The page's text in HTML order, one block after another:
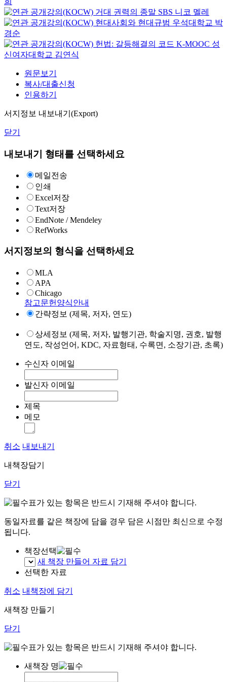
거대 권력의 종말 SBS 니코 멜레
현대사회와 현대규범 우석대학교 박
경순
헌법: 갈등해결의 코드 K-MOOC 성
신여자대학교 김연식
원문보기
복사/대출신청
인용하기
서지정보 내보내기(Export)
닫기
내보내기 형태를 선택하세요
메일전송
인쇄
Excel저장
Text저장
EndNote / Mendeley
RefWorks
서지정보의 형식을 선택하세요
MLA
APA
Chicago
참고문헌양식안내
간략정보 (제목, 저자, 연도)
상세정보 (제목, 저자, 발행기관, 학술지명, 권호, 발행
연도, 작성언어, KDC, 자료형태, 수록면, 소장기관, 초록)
수신자 이메일
발신자 이메일
제목
메모
취소 내보내기
내책장담기
닫기
표가 있는 항목은 반드시 기재해 주셔야 합니다.
동일자료를 같은 책장에 담을 경우 담은 시점만 최신으로 수정
됩니다.
책장선택
새 책장 만들어 자료 담기
선택한 자료
취소 내책장에 담기
새책장 만들기
닫기
표가 있는 항목은 반드시 기재해 주셔야 합니다.
새책장 명